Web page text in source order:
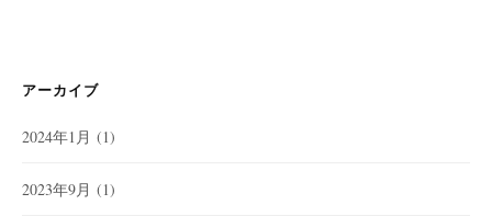
アーカイブ
2024年1月 (1)
2023年9月 (1)